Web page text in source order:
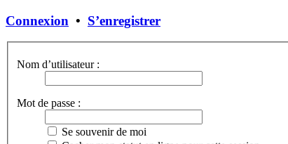
Connexion • S’enregistrer
Nom d’utilisateur :
Mot de passe :
Se souvenir de moi